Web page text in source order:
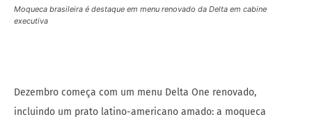
Moqueca brasileira é destaque em menu renovado da Delta em cabine
executiva
Dezembro começa com um menu Delta One renovado,
incluindo um prato latino-americano amado: a moqueca